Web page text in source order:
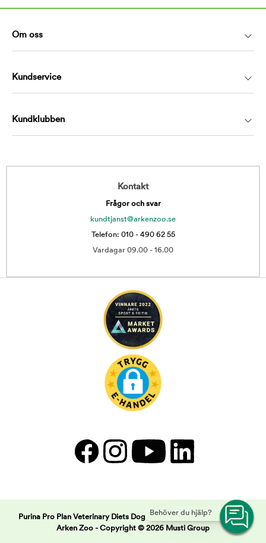
Behöver du hjälp?
Om oss
Kundservice
Kundklubben
Kontakt
Frågor och svar
kundtjanst@arkenzoo.se
Telefon: 010 - 490 62 55
Vardagar 09.00 - 16.00
Purina Pro Plan Veterinary Diets Dog EN Gastrointestinal Low fat |
Arken Zoo - Copyright © 2026 Musti Group